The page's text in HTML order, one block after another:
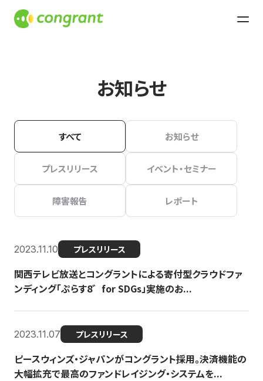
お知らせ
すべて お知らせ
プレスリリース イベント・セミナー
障害報告 レポート
2023.11.10 プレスリリース
関西テレビ放送とコングラントによる寄付型クラウドファ
ンディング「ぷらす8゛for SDGs」実施のお...
2023.11.07 プレスリリース
ピースウィンズ・ジャパンがコングラント採用。決済機能の
大幅拡充で最高のファンドレイジング・システムを...